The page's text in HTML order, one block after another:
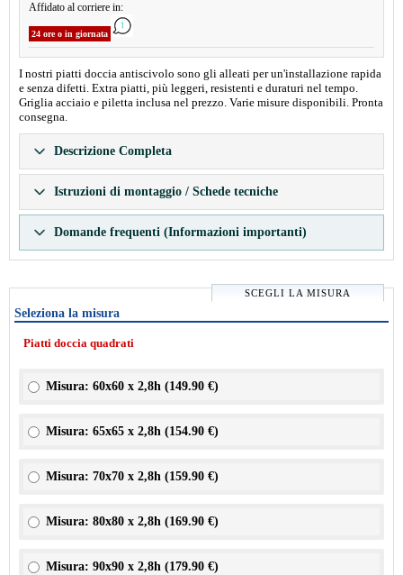
Affidato al corriere in:
24 ore o in giornata
I nostri piatti doccia antiscivolo sono gli alleati per un'installazione rapida
e senza difetti. Extra piatti, più leggeri, resistenti e duraturi nel tempo.
Griglia acciaio e piletta inclusa nel prezzo. Varie misure disponibili. Pronta
consegna.
Descrizione Completa
Istruzioni di montaggio / Schede tecniche
Domande frequenti (Informazioni importanti)
SCEGLI LA MISURA
Seleziona la misura
Piatti doccia quadrati
Misura: 60x60 x 2,8h (149.90 €)
Misura: 65x65 x 2,8h (154.90 €)
Misura: 70x70 x 2,8h (159.90 €)
Misura: 80x80 x 2,8h (169.90 €)
Misura: 90x90 x 2,8h (179.90 €)